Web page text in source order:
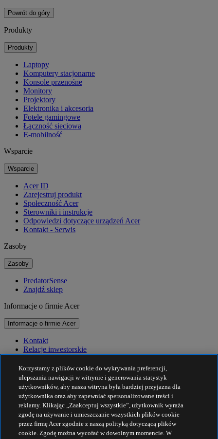
Powrót do góry
Produkty
Produkty
Laptopy
Komputery stacjonarne
Konsole przenośne
Monitory
Projektory
Elektronika i akcesoria
Fotele gamingowe
Łączność sieciowa
E-mobilność
Wsparcie
Wsparcie
Acer ID
Zarejestruj produkt
Społeczność Acer
Sterowniki i instrukcje
Odpowiedzi dotyczące urządzeń Acer
Kontakt - Serwis
Zasoby
Zasoby
PredatorSense
Znajdź sklep
Informacje o firmie Acer
Informacje o firmie Acer
Kontakt
Relacje inwestorskie
Nagrody
Wydarzenia
Zrównoważony rozwój
Zrównoważony rozwój
Społeczna odpowiedzialność biznesu
Ślad węglowy produktu
Korzystamy z plików cookie do wykrywania preferencji,
ulepszania nawigacji w witrynie i generowania statystyk
użytkowników, aby nasza witryna była bardziej przyjazna dla
użytkownika oraz aby zapewniać spersonalizowane treści i
reklamy. Klikając „Zaakceptuj wszystkie”, użytkownik wyraża
zgodę na używanie i umieszczanie wszystkich plików cookie
przez firmę Acer zgodnie z naszą polityką dotyczącą plików
cookie. Zgodę można wycofać w dowolnym momencie. W